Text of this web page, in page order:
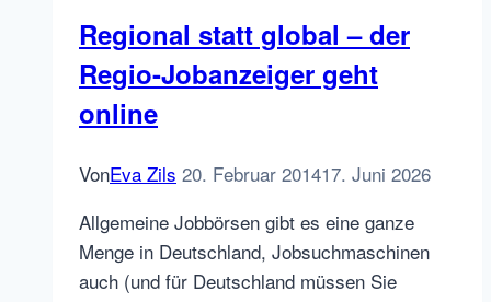
Regional statt global – der
Regio-Jobanzeiger geht
online
VonEva Zils 20. Februar 201417. Juni 2026
Allgemeine Jobbörsen gibt es eine ganze
Menge in Deutschland, Jobsuchmaschinen
auch (und für Deutschland müssen Sie